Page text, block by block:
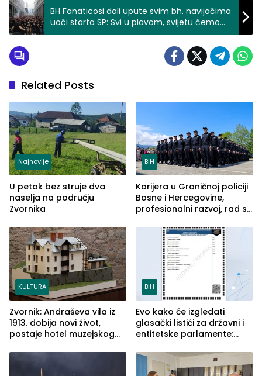
BH Fanaticosi dali upute svim bh. navijačima
uoči starta SP: Svi u plavom, svijetu ćemo
pokazati naše najbolje lice
Related Posts
Najnovije
U petak bez struje dva
naselja na području
Zvornika
BiH
Karijera u Graničnoj policiji
Bosne i Hercegovine,
profesionalni razvoj, rad sa
služba građanima
KULTURA
Zvornik: Andraševa vila iz
1913. dobija novi život,
postaje hotel muzejskog
BiH
Evo kako će izgledati
glasački listići za državni i
entitetske parlamente:
vidljive na njima